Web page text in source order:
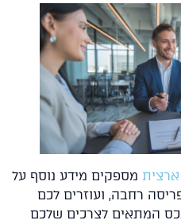
מספקים מידע נוסף על
רחבה, ועוזרים לכם
לצרכים שלכם